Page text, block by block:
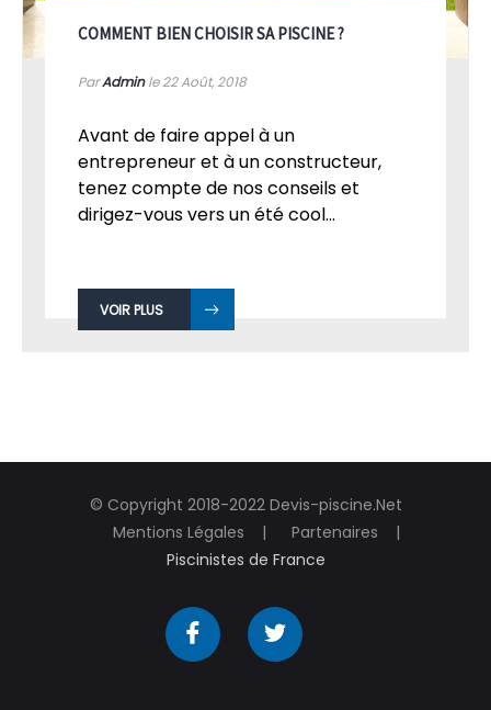
COMMENT BIEN CHOISIR SA PISCINE ?
ParAdminle 22Août, 2018
Avant de faire appel à un
entrepreneur et à un constructeur,
tenez compte de nos conseils et
dirigez-vous vers un été cool...
VOIR PLUS
© Copyright 2018-2022 Devis-piscine.Net
Mentions Légales
Partenaires
Piscinistes de France